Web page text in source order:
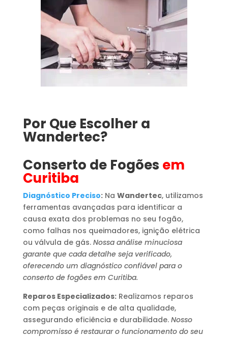
Por Que Escolher a
Wandertec?
Conserto de Fogões em
Curitiba
Diagnóstico Preciso:Na Wandertec, utilizamos
ferramentas avançadas para identificar a
causa exata dos problemas no seu fogão,
como falhas nos queimadores, ignição elétrica
ou válvula de gás. Nossa análise minuciosa
garante que cada detalhe seja verificado,
oferecendo um diagnóstico confiável para o
conserto de fogões em Curitiba.
Reparos Especializados:Realizamos reparos
com peças originais e de alta qualidade,
assegurando eficiência e durabilidade. Nosso
compromisso é restaurar o funcionamento do seu